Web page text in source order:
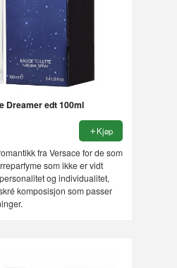
Dreamer edt 100ml
Kjøp
fra Versace for de som
som ikke er vidt
og individualitet,
komposisjon som passer